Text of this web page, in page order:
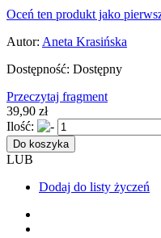
Oceń ten produkt jako
Autor: Aneta Krasińska
Dostępność: Dostępny
Przeczytaj fragment
39,90 zł
Ilość:
Do koszyka
LUB
Dodaj do listy życzeń